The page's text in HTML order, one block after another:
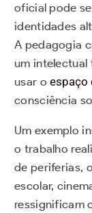
oficial pode
identidades
A pedagogia
um intelectual
usar oespaço
consciência
Um exemplo
o trabalho
de periferias,
escolar,
ressignificam